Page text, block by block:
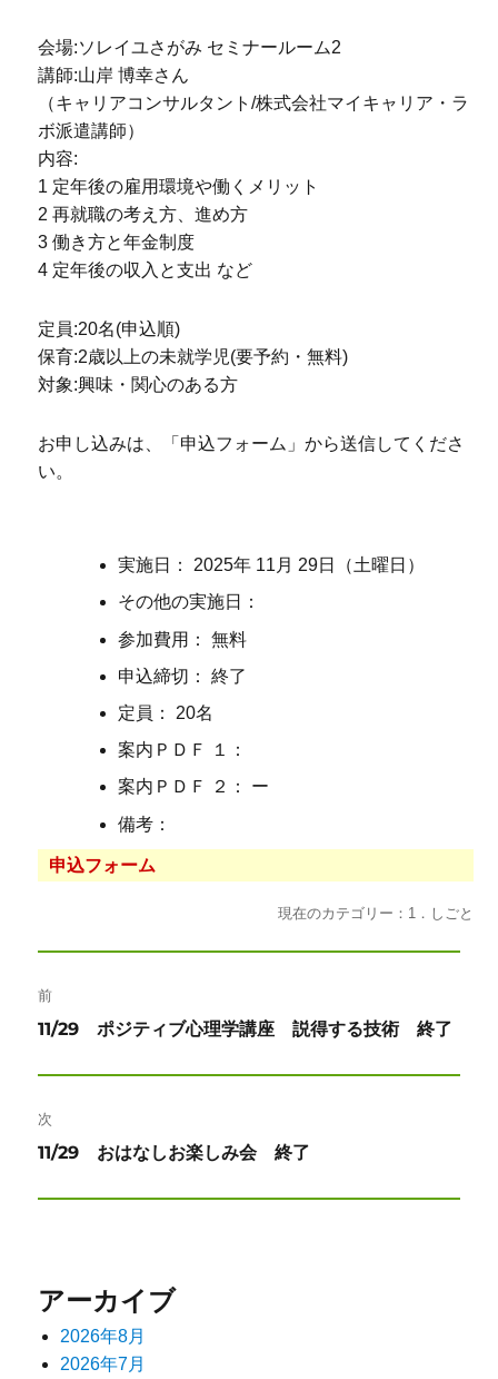
会場:ソレイユさがみ セミナールーム2
講師:山岸 博幸さん
（キャリアコンサルタント/株式会社マイキャリア・ラ
ボ派遣講師）
内容:
1 定年後の雇用環境や働くメリット
2 再就職の考え方、進め方
3 働き方と年金制度
4 定年後の収入と支出 など
定員:20名(申込順)
保育:2歳以上の未就学児(要予約・無料)
対象:興味・関心のある方
お申し込みは、「申込フォーム」から送信してくださ
い。
実施日： 2025年 11月 29日（土曜日）
その他の実施日：
参加費用： 無料
申込締切： 終了
定員： 20名
案内ＰＤＦ １：
案内ＰＤＦ ２： ー
備考：
申込フォーム
現在のカテゴリー：1．しごと
稿
ゲ
ン
前
前
稿:
11/29 ポジティブ心理学講座 説得する技術 終了
次
次
11/29 おはなしお楽しみ会 終了
アーカイブ
2026年8月
2026年7月